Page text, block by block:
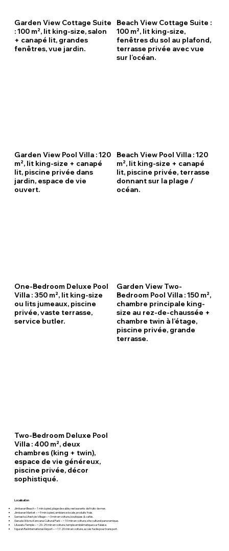
Garden View Cottage Suite
: 100 m², lit king-size, salon
+ canapé lit, grandes
fenêtres, vue jardin.
Beach View Cottage Suite :
100 m², lit king-size,
fenêtres du sol au plafond,
terrasse privée avec vue
sur l’océan.
Garden View Pool Villa : 120
m², lit king-size + canapé
lit, piscine privée dans
jardin, espace de vie
ouvert.
Beach View Pool Villa : 120
m², lit king-size + canapé
lit, piscine privée, terrasse
donnant sur la plage /
océan.
One-Bedroom Deluxe Pool
Villa : 350 m², lit king-size
ou lits jumeaux, piscine
privée, vaste terrasse,
service butler.
Garden View Two-
Bedroom Pool Villa : 150 m²,
chambre principale king-
size au rez-de-chaussée +
chambre twin à l’étage,
piscine privée, grande
terrasse.
Two-Bedroom Deluxe Pool
Villa : 400 m², deux
chambres (king + twin),
espace de vie généreux,
piscine privée, décor
sophistiqué.
Localisation
Jimbaran Beach – 1 min à pied, plage de sable, restaurants de fruits de mer.
Jimbaran Market – ~9 min à pied, ambiance locale, produits frais.
Samasta Lifestyle Village – ~3 min en voiture, boutiques & cafés.
Garuda Wisnu Kencana Cultural Park – ~10 min en voiture, site culturel panoramique.
Uluwatu Temple – ~20-25 min en voiture, temple emblématique sur falaise.
Ngurah Rai International Airport – ~17-20 min en voiture, accès facile pour transport.